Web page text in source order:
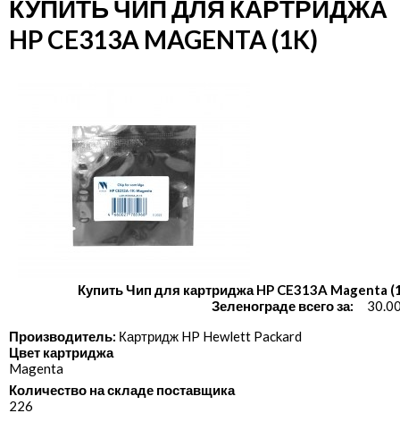
КУПИТЬ ЧИП ДЛЯ КАРТРИДЖА
HP CE313A MAGENTA (1K)
Купить Чип для картриджа HP CE313A Magenta
Зеленограде всего за:
Производитель: Картридж HP Hewlett Packard
Цвет картриджа
Magenta
Количество на складе поставщика
226